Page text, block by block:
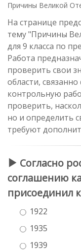
Причины Великой
На странице
тему "Причины
для 9 класса по
Работа
проверить свои
области,
контрольную
проверить,
но и определить
требуют
Согласно
соглашению
присоединил
1922
1935
1939